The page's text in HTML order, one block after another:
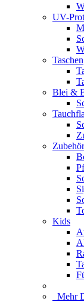
UV-
Taschen
Blei &
Zubehör
Kids
Mehr